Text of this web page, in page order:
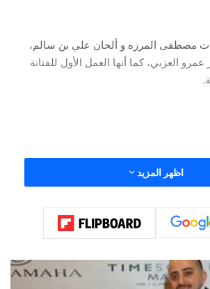
مصطفى المرزه و ألحان علي بن سالم،
العزبي، كما أنها العمل الأول للفنانة
اظهر المزيد